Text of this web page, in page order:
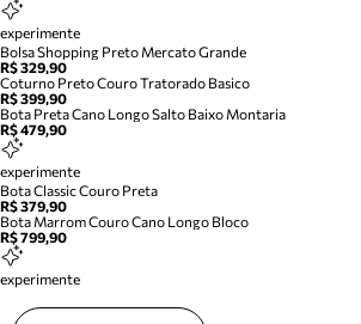
experimente
Bolsa Shopping Preto Mercato Grande
R$ 329,90
Coturno Preto Couro Tratorado Basico
R$ 399,90
Bota Preta Cano Longo Salto Baixo Montaria
R$ 479,90
experimente
Bota Classic Couro Preta
R$ 379,90
Bota Marrom Couro Cano Longo Bloco
R$ 799,90
experimente